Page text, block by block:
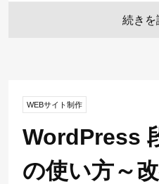
続き
WEBサイト制作
WordPress
の使い方～